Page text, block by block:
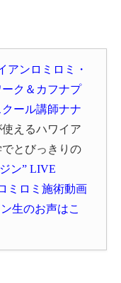
アンロミロミ・
ク＆カフナプ
ール講師ナナ
えるハワイア
とびっきりの
ン” LIVE
ミロミ施術動画
生のお声はこ